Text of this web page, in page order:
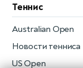
Теннис
Новости тенниса
Australian Open
US Open